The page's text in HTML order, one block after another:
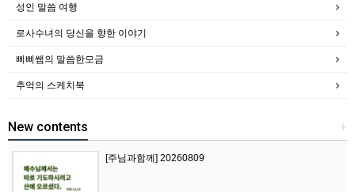
성인 말씀 여행
로사수녀의 당신을 향한 이야기
삐삐쌤의 말씀한모금
추억의 스케치북
+
New contents
[주님과함께] 20260809